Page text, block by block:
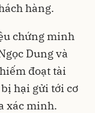
hàng.
chứng minh
Dung và
đoạt tài
hại gửi tới cơ
xác minh.